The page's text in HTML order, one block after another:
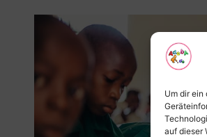
Um dir
auf dieser